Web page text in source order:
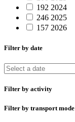
192 2024
246 2025
157 2026
Filter by date
Filter by activity
Filter by transport mode